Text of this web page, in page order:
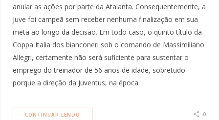
anular as ações por parte da Atalanta. Consequentemente, a
Juve foi campeã sem receber nenhuma finalização em sua
meta ao longo da decisão. Em todo caso, o quinto título da
Coppa Italia dos bianconeri sob o comando de Massimiliano
Allegri, certamente não será suficiente para sustentar o
emprego do treinador de 56 anos de idade, sobretudo
porque a direção da Juventus, na época…
CONTINUAR LENDO 0